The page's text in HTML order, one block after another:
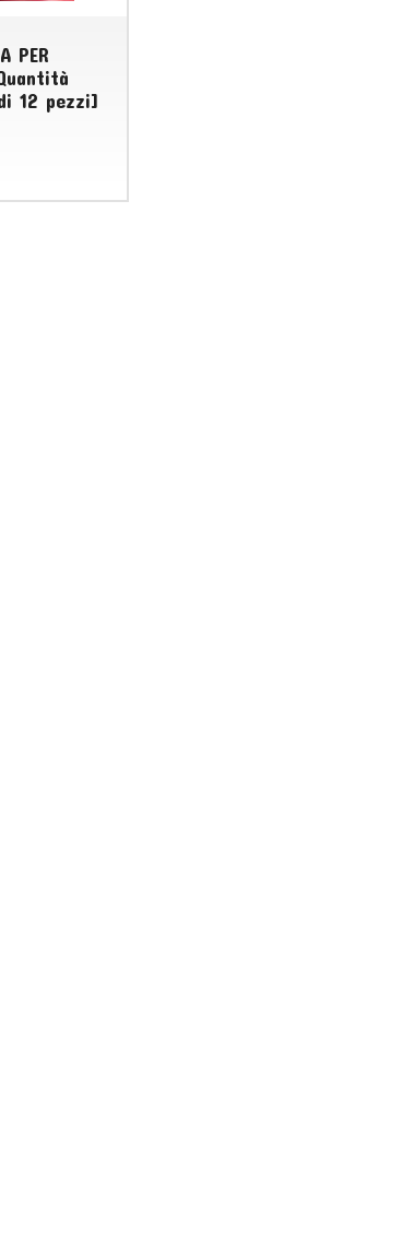
PER
12 pezzi]